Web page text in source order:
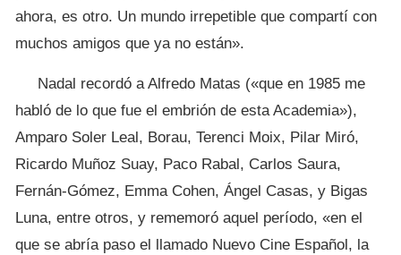
ahora, es otro. Un mundo irrepetible que compartí con
muchos amigos que ya no están».
Nadal recordó a Alfredo Matas («que en 1985 me
habló de lo que fue el embrión de esta Academia»),
Amparo Soler Leal, Borau, Terenci Moix, Pilar Miró,
Ricardo Muñoz Suay, Paco Rabal, Carlos Saura,
Fernán-Gómez, Emma Cohen, Ángel Casas, y Bigas
Luna, entre otros, y rememoró aquel período, «en el
que se abría paso el llamado Nuevo Cine Español, la